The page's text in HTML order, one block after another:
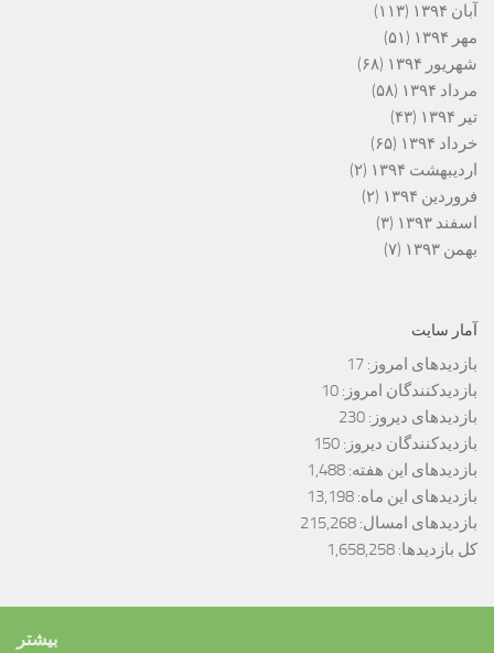
آبان ۱۳۹۴
(۱۱۳)
مهر ۱۳۹۴
(۵۱)
شهریور ۱۳۹۴
(۶۸)
مرداد ۱۳۹۴
(۵۸)
تیر ۱۳۹۴
(۴۳)
خرداد ۱۳۹۴
(۶۵)
اردیبهشت ۱۳۹۴
(۲)
فروردین ۱۳۹۴
(۲)
اسفند ۱۳۹۳
(۳)
بهمن ۱۳۹۳
(۷)
آمار سایت
بازدیدهای امروز: 17
بازدیدکنندگان امروز: 10
بازدیدهای دیروز: 230
بازدیدکنندگان دیروز: 150
بازدیدهای این هفته: 1,488
بازدیدهای این ماه: 13,198
بازدیدهای امسال: 215,268
کل بازدیدها: 1,658,258
بیشتر